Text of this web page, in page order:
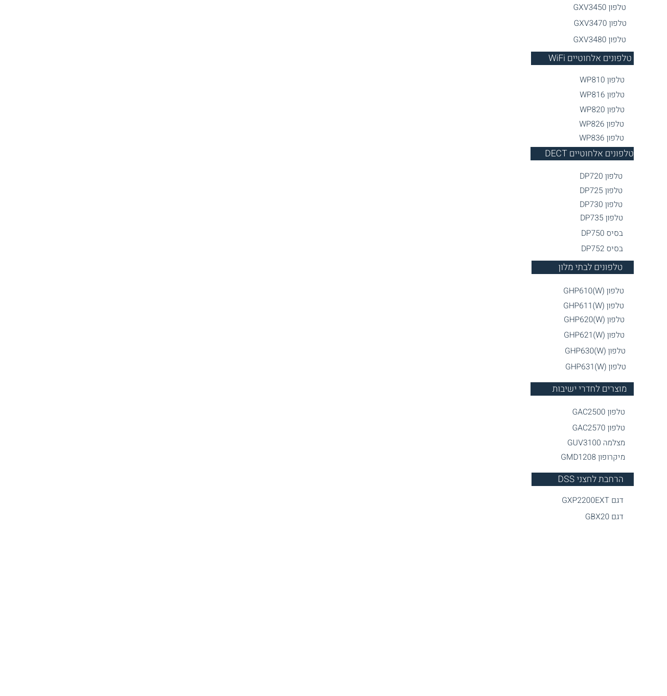
טלפון GX V3450
טלפון G XV3470
טלפון G XV3480
WiFi טלפונים אלחוטיים
טלפון WP 810
טלפון WP816
טלפון WP820
טלפון WP826
טלפון WP836
DECT טלפונים אלחוטיים
טלפון DP720
טלפון DP725
טלפון DP 730
טלפון DP735
בסיס DP750
בסיס DP 752
טלפונים לבתי מלון
טלפון GHP610(W)
טלפון GHP611(W)
טלפון GHP620(W)
טלפון GHP621(W)
טלפון GHP630(W)
טלפון GHP631(W)
מוצרים לחדרי ישיבות
טלפון GAC2500
טלפון GAC2 570
מצלמה GUV3100
מיקרופון GMD1 208
DSS הרחבת לחצני
דגם GXP2200EXT
דגם GBX20